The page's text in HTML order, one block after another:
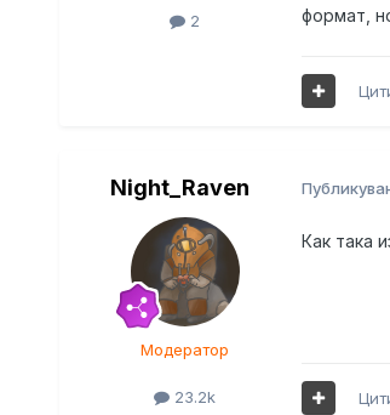
2
формат,
Night_Raven
Модератор
23.2k
Как така